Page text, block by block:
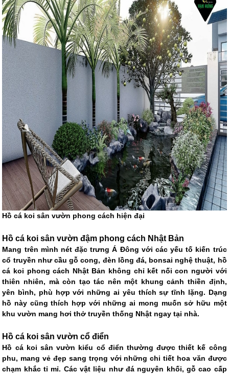
Hồ cá koi sân vườn phong cách hiện đại
Hồ cá koi sân vườn đậm phong cách Nhật Bản
Mang trên mình nét đặc trưng Á Đông với các yếu tố kiến trúc
cổ truyền như cầu gỗ cong, đèn lồng đá, bonsai nghệ thuật, hồ
cá koi phong cách Nhật Bản không chỉ kết nối con người với
thiên nhiên, mà còn tạo tác nên một khung cảnh thiền định,
yên bình, phù hợp với những ai yêu thích sự tĩnh lặng. Dạng
hồ này cũng thích hợp với những ai mong muốn sở hữu một
khu vườn mang hơi thở truyền thống Nhật ngay tại nhà.
Hồ cá koi sân vườn cổ điển
Hồ cá koi sân vườn kiểu cổ điển thường được thiết kế công
phu, mang vẻ đẹp sang trọng với những chi tiết hoa văn được
chạm khắc tỉ mỉ. Các vật liệu như đá nguyên khối, gỗ cao cấp